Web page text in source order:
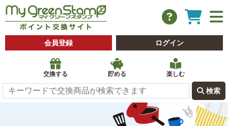
会員登録 ログイン
交換する 貯める 楽しむ
 検索